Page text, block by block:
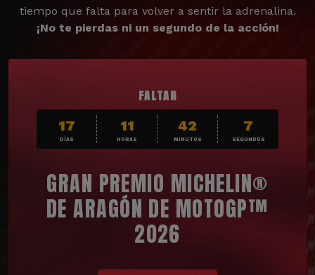
tiempo que falta para volver a sentir la adrenalina.
¡No te pierdas ni un segundo de la acción!
FALTAN
17
DÍAS
11
HORAS
42
MINUTOS
5
SEGUNDOS
GRAN PREMIO MICHELIN®
DE ARAGÓN DE MOTOGP™
2026